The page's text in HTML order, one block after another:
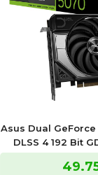
Asus Dual GeForce
DLSS 4 192 Bit